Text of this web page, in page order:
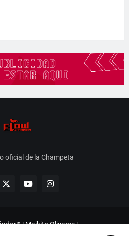
oficial de la Champeta
| Maikito Olivares |